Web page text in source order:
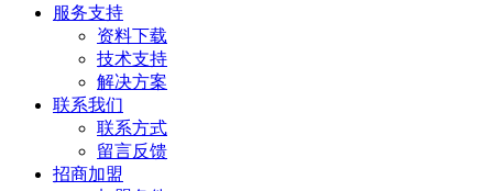
服务支持
资料下载
技术支持
解决方案
联系我们
联系方式
留言反馈
招商加盟